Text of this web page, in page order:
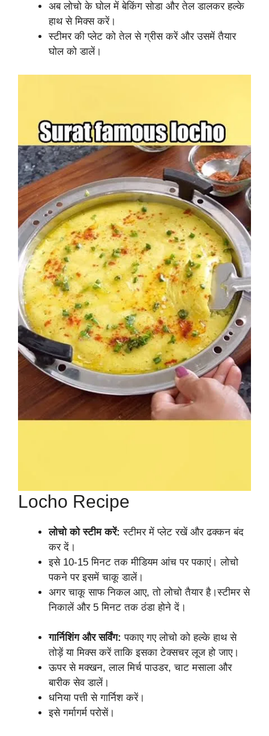
अब लोचो के घोल में बेकिंग सोडा और तेल डालकर हल्के
हाथ से मिक्स करें।
स्टीमर की प्लेट को तेल से ग्रीस करें और उसमें तैयार
घोल को डालें।
Locho Recipe
लोचो को स्टीम करें: स्टीमर में प्लेट रखें और ढक्कन बंद
कर दें।
इसे 10-15 मिनट तक मीडियम आंच पर पकाएं। लोचो
पकने पर इसमें चाकू डालें।
अगर चाकू साफ निकल आए, तो लोचो तैयार है।स्टीमर से
निकालें और 5 मिनट तक ठंडा होने दें।
गार्निशिंग और सर्विंग: पकाए गए लोचो को हल्के हाथ से
तोड़ें या मिक्स करें ताकि इसका टेक्सचर लूज हो जाए।
ऊपर से मक्खन, लाल मिर्च पाउडर, चाट मसाला और
बारीक सेव डालें।
धनिया पत्ती से गार्निश करें।
इसे गर्मागर्म परोसें।